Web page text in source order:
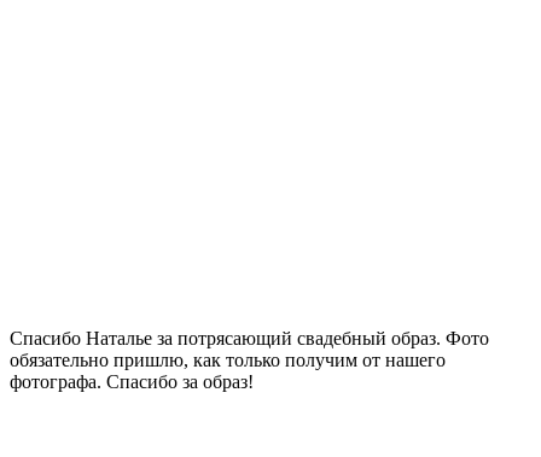
Спасибо Наталье за потрясающий свадебный образ. Фото
обязательно пришлю, как только получим от нашего
фотографа. Спасибо за образ!